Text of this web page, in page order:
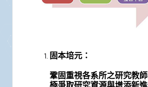
固本培元：
鞏固重視各系所之研究教
極爭取研究資源與增添新